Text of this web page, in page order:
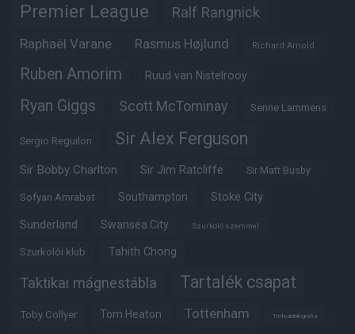
Premier League Ralf Rangnick
Raphaël Varane Rasmus Højlund Richard Arnold
Ruben Amorim Ruud van Nistelrooy
Ryan Giggs Scott McTominay Senne Lammens
Sergio Reguilon Sir Alex Ferguson
Sir Bobby Charlton Sir Jim Ratcliffe Sir Matt Busby
Sofyan Amrabat Southampton Stoke City
Sunderland Swansea City Szurkoló szemmel
Szurkolói klub Tahith Chong
Taktikai mágnestábla Tartalék csapat
Toby Collyer Tom Heaton Tottenham Trófeabibliográfia